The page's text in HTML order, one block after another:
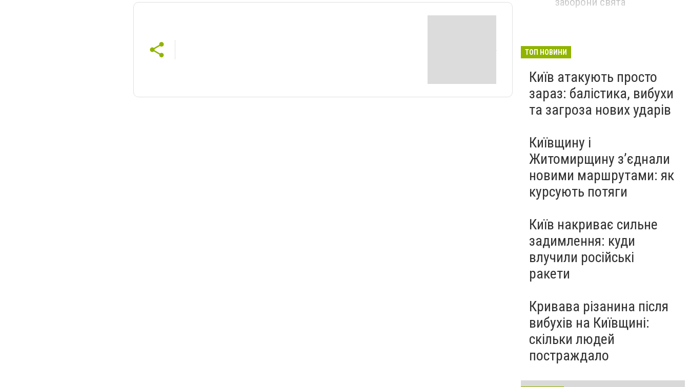
ТОП НОВИНИ
Київ атакують просто
зараз: балістика, вибухи
та загроза нових ударів
Київщину і
Житомирщину з’єднали
новими маршрутами: як
курсують потяги
Київ накриває сильне
задимлення: куди
влучили російські
ракети
Кривава різанина після
вибухів на Київщині:
скільки людей
постраждало